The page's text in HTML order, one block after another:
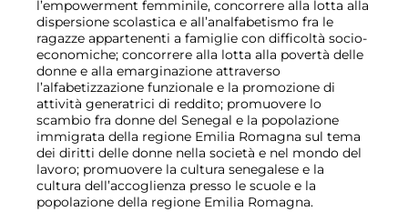
l’empowerment femminile, concorrere alla lotta alla
dispersione scolastica e all’analfabetismo fra le
ragazze appartenenti a famiglie con difficoltà socio-
economiche; concorrere alla lotta alla povertà delle
donne e alla emarginazione attraverso
l’alfabetizzazione funzionale e la promozione di
attività generatrici di reddito; promuovere lo
scambio fra donne del Senegal e la popolazione
immigrata della regione Emilia Romagna sul tema
dei diritti delle donne nella società e nel mondo del
lavoro; promuovere la cultura senegalese e la
cultura dell’accoglienza presso le scuole e la
popolazione della regione Emilia Romagna.